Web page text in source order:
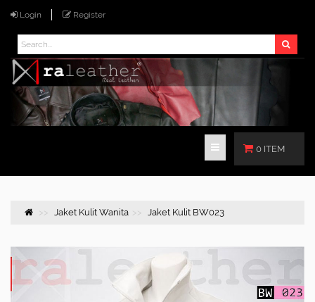
Login Register
0 ITEM
Jaket Kulit Wanita Jaket Kulit BW023